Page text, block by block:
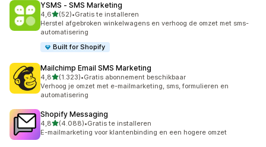
YSMS ‑ SMS Marketing
4,6van 5 sterren
(52)
52 recensies in totaal
•Gratis te installeren
Herstel afgebroken winkelwagens en verhoog de omzet met sms-
automatisering
Built for Shopify
Mailchimp Email SMS Marketing
4,8van 5 sterren
(1.323)
1323 recensies in totaal
•Gratis abonnement beschikbaar
Verhoog je omzet met e-mailmarketing, sms, formulieren en
automatisering
Shopify Messaging
4,8van 5 sterren
(4.088)
4088 recensies in totaal
•Gratis te installeren
E-mailmarketing voor klantenbinding en een hogere omzet